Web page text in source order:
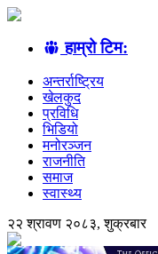
हाम्रो टिम:
अन्तर्राष्ट्रिय
खेलकुद
प्रविधि
भिडियो
मनोरञ्जन
राजनीति
समाज
स्वास्थ्य
२२ श्रावण २०८३, शुक्रबार